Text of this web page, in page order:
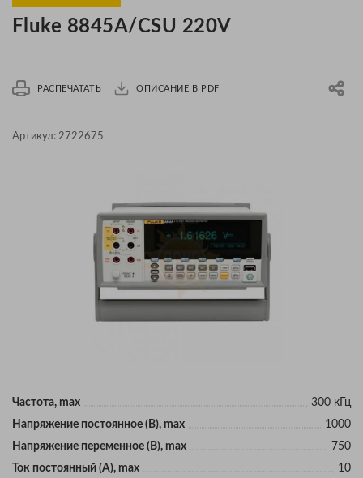
Fluke 8845A/CSU 220V
РАСПЕЧАТАТЬ ОПИСАНИЕ В PDF
Артикул: 2722675
Частота, max
300 кГц
Напряжение постоянное (В), max
1000
Напряжение переменное (В), max
750
Ток постоянный (А), max
10